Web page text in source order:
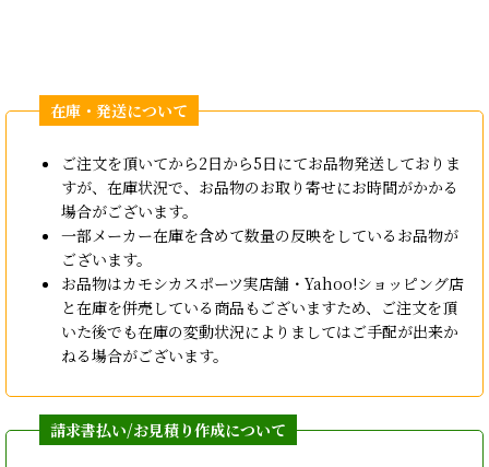
ご注文を頂いてから2日から5日にてお品物発送しておりま
すが、在庫状況で、お品物のお取り寄せにお時間がかかる
場合がございます。
一部メーカー在庫を含めて数量の反映をしているお品物が
ございます。
お品物はカモシカスポーツ実店舗・Yahoo!ショッピング店
と在庫を併売している商品もございますため、ご注文を頂
いた後でも在庫の変動状況によりましてはご手配が出来か
ねる場合がございます。